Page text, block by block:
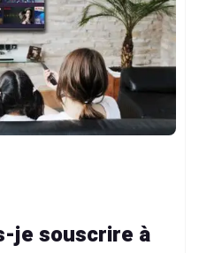
je souscrire à